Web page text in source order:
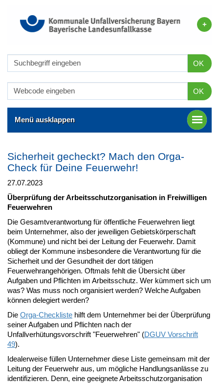
OK
OK
Menü ausklappen
Sicherheit gecheckt? Mach den Orga-
Check für Deine Feuerwehr!
27.07.2023
Überprüfung der Arbeitsschutzorganisation in Freiwilligen
Feuerwehren
Die Gesamtverantwortung für öffentliche Feuerwehren liegt
beim Unternehmer, also der jeweiligen Gebietskörperschaft
(Kommune) und nicht bei der Leitung der Feuerwehr. Damit
obliegt der Kommune insbesondere die Verantwortung für die
Sicherheit und der Gesundheit der dort tätigen
Feuerwehrangehörigen. Oftmals fehlt die Übersicht über
Aufgaben und Pflichten im Arbeitsschutz. Wer kümmert sich um
was? Was muss noch organisiert werden? Welche Aufgaben
können delegiert werden?
Die Orga-Checkliste hilft dem Unternehmer bei der Überprüfung
seiner Aufgaben und Pflichten nach der
Unfallverhütungsvorschrift "Feuerwehren" (DGUV Vorschrift
49).
Idealerweise füllen Unternehmer diese Liste gemeinsam mit der
Leitung der Feuerwehr aus, um mögliche Handlungsanlässe zu
identifizieren. Denn, eine geeignete Arbeitsschutzorganisation